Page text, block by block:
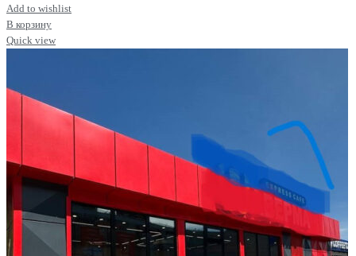
Add to wishlist
В корзину
Quick view